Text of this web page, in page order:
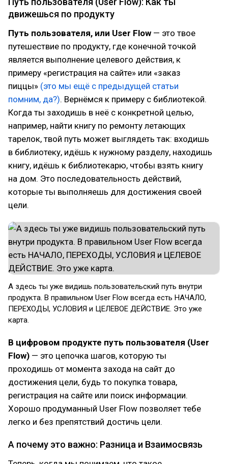
движешься по продукту
Путь пользователя, или User Flow — это твое
путешествие по продукту, где конечной точкой
является выполнение целевого действия, к
примеру «регистрация на сайте» или «заказ
пиццы» (это мы ещё с предыдущей статьи
помним, да?). Вернёмся к примеру с библиотекой.
Когда ты заходишь в неё с конкретной целью,
например, найти книгу по ремонту летающих
тарелок, твой путь может выглядеть так: входишь
в библиотеку, идёшь к нужному разделу, находишь
книгу, идёшь к библиотекарю, чтобы взять книгу
на дом. Это последовательность действий,
которые ты выполняешь для достижения своей
цели.
А здесь ты уже видишь пользовательский путь внутри
продукта. В правильном User Flow всегда есть НАЧАЛО,
ПЕРЕХОДЫ, УСЛОВИЯ и ЦЕЛЕВОЕ ДЕЙСТВИЕ. Это уже
карта.
В цифровом продукте путь пользователя (User
Flow) — это цепочка шагов, которую ты
проходишь от момента захода на сайт до
достижения цели, будь то покупка товара,
регистрация на сайте или поиск информации.
Хорошо продуманный User Flow позволяет тебе
легко и без препятствий достичь цели.
А почему это важно: Разница и Взаимосвязь